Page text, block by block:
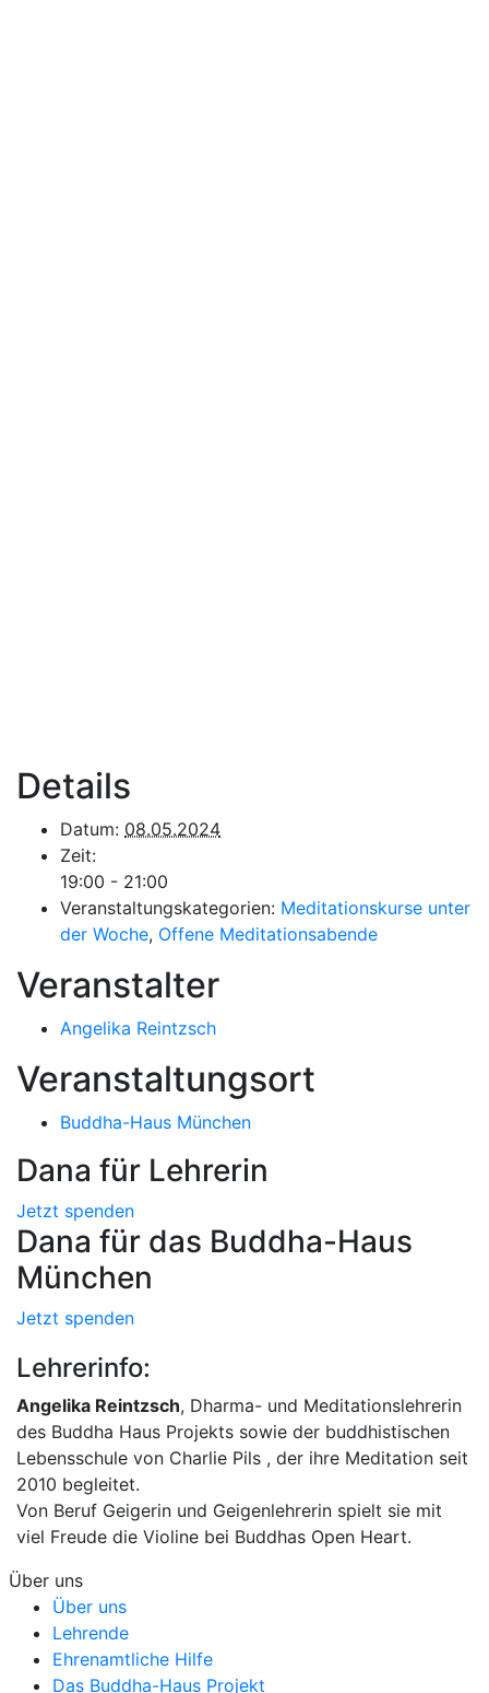
Details
Datum: 08.05.2024
Zeit:
19:00 - 21:00
Veranstaltungskategorien: Meditationskurse unter
der Woche, Offene Meditationsabende
Veranstalter
Angelika Reintzsch
Veranstaltungsort
Buddha-Haus München
Dana für Lehrerin
Jetzt spenden
Dana für das Buddha-Haus
München
Jetzt spenden
Lehrerinfo:
Angelika Reintzsch, Dharma- und Meditationslehrerin
des Buddha Haus Projekts sowie der buddhistischen
Lebensschule von Charlie Pils , der ihre Meditation seit
2010 begleitet.
Von Beruf Geigerin und Geigenlehrerin spielt sie mit
viel Freude die Violine bei Buddhas Open Heart.
Über uns
Über uns
Lehrende
Ehrenamtliche Hilfe
Das Buddha-Haus Projekt